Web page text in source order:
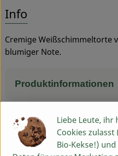
Info
Cremige Weißschimmeltorte
blumiger Note.
Produktinformationen
Zutaten
Liebe Leute,
Cookies
Bio-Kekse!)